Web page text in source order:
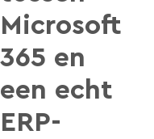
Microsoft
365 en
een echt
ERP-